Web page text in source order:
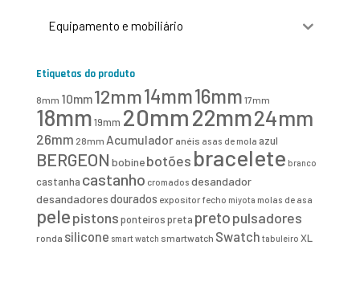
Equipamento e mobiliário
Etiquetas do produto
8mm 10mm12mm14mm16mm 17mm
18mm19mm 20mm22mm24mm
26mm 28mm Acumulador anéis asas de mola azul
BERGEON bobinebotões bracelete branco
castanha castanho cromados desandador
desandadoresdourados expositor fecho miyota molas de asa
pelepistonsponteirospreta pretopulsadores
ronda silicone smart watch smartwatch Swatch tabuleiro XL